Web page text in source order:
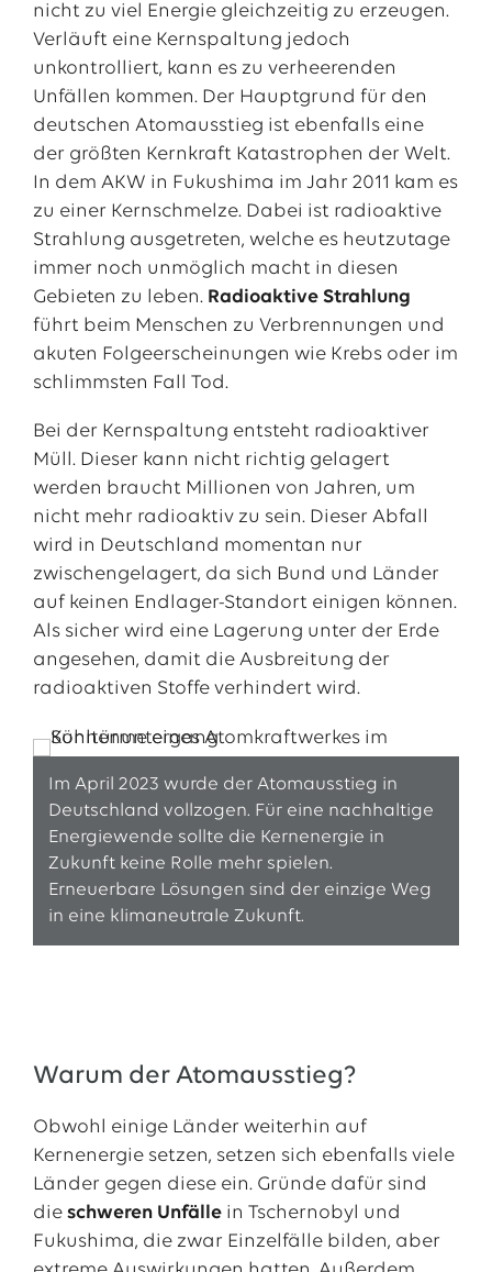
nicht zu viel Energie gleichzeitig zu erzeugen.
Verläuft eine Kernspaltung jedoch
unkontrolliert, kann es zu verheerenden
Unfällen kommen. Der Hauptgrund für den
deutschen Atomausstieg ist ebenfalls eine
der größten Kernkraft Katastrophen der Welt.
In dem AKW in Fukushima im Jahr 2011 kam es
zu einer Kernschmelze. Dabei ist radioaktive
Strahlung ausgetreten, welche es heutzutage
immer noch unmöglich macht in diesen
Gebieten zu leben. Radioaktive Strahlung
führt beim Menschen zu Verbrennungen und
akuten Folgeerscheinungen wie Krebs oder im
schlimmsten Fall Tod.
Bei der Kernspaltung entsteht radioaktiver
Müll. Dieser kann nicht richtig gelagert
werden braucht Millionen von Jahren, um
nicht mehr radioaktiv zu sein. Dieser Abfall
wird in Deutschland momentan nur
zwischengelagert, da sich Bund und Länder
auf keinen Endlager-Standort einigen können.
Als sicher wird eine Lagerung unter der Erde
angesehen, damit die Ausbreitung der
radioaktiven Stoffe verhindert wird.
Im April 2023 wurde der Atomausstieg in
Deutschland vollzogen. Für eine nachhaltige
Energiewende sollte die Kernenergie in
Zukunft keine Rolle mehr spielen.
Erneuerbare Lösungen sind der einzige Weg
in eine klimaneutrale Zukunft.
Warum der Atomausstieg?
Obwohl einige Länder weiterhin auf
Kernenergie setzen, setzen sich ebenfalls viele
Länder gegen diese ein. Gründe dafür sind
die schweren Unfälle in Tschernobyl und
Fukushima, die zwar Einzelfälle bilden, aber